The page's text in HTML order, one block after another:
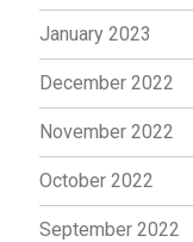
January 2023
December 2022
November 2022
October 2022
September 2022